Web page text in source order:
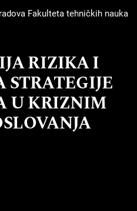
Fakulteta tehničkih nauka
RIZIKA I
U KRIZNIM